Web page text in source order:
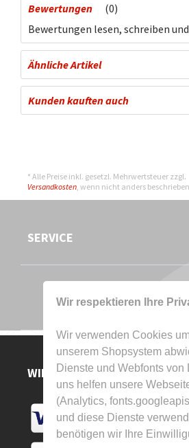
Wir respektieren Ihre
Wir verwenden Cookies
unserem Shopsystem
Dienste und Webfonts von
uns helfen unsere
(Analytics,
und diese Dienste
benötigen wir Ihre
Bewertungen
0
Bewertungen lesen, schreiben
Ähnliche Artikel
Kunden kauften auch
* Alle Preise inkl. gesetzl. Mehrwertsteuer zzgl.
Versandkosten , wenn nicht anders beschrieben
SERVICE
WIR AKZEPTIEREN